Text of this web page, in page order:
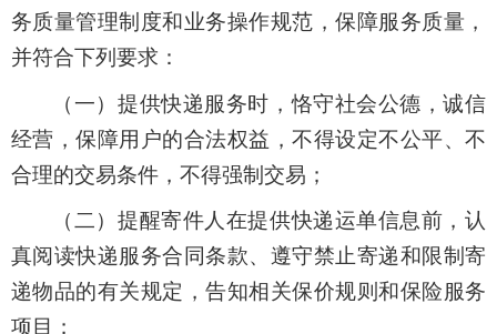
务质量管理制度和业务操作规范，保障服务质量，
并符合下列要求：
（一）提供快递服务时，恪守社会公德，诚信
经营，保障用户的合法权益，不得设定不公平、不
合理的交易条件，不得强制交易；
（二）提醒寄件人在提供快递运单信息前，认
真阅读快递服务合同条款、遵守禁止寄递和限制寄
递物品的有关规定，告知相关保价规则和保险服务
项目；